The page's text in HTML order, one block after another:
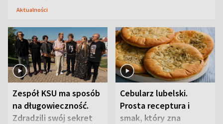
Aktualności
Zespół KSU ma sposób
na długowieczność.
Zdradzili swój sekret
Cebularz lubelski.
Prosta receptura i
smak, który zna